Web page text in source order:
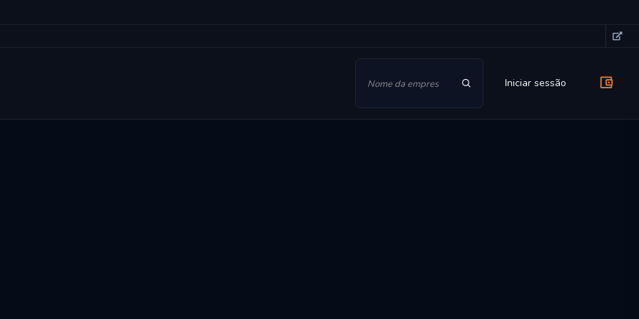
Iniciar sessão